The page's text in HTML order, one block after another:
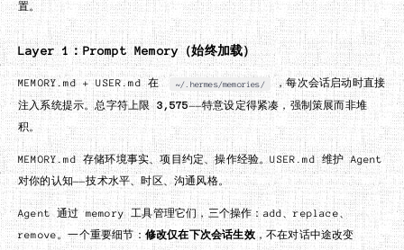
置。
Layer 1：Prompt Memory（始终加载）
MEMORY.md + USER.md 在 ~/.hermes/memories/ ，每次会话启动时直接
注入系统提示。总字符上限3,575——特意设定得紧凑，强制策展而非堆
积。
MEMORY.md 存储环境事实、项目约定、操作经验。USER.md 维护 Agent
对你的认知——技术水平、时区、沟通风格。
Agent 通过 memory 工具管理它们，三个操作：add、replace、
remove。一个重要细节：修改仅在下次会话生效，不在对话中途改变